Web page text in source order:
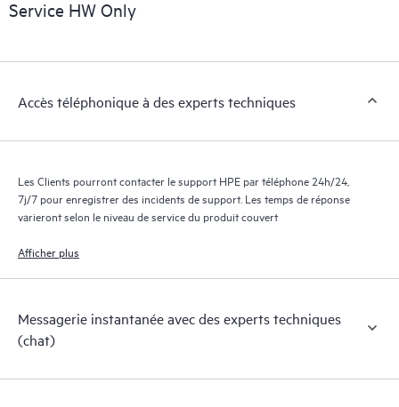
contrats de support couverts par le service HPE Tech Care. Les
les différents produits installés dans leur environnement et en
nouveaux outils en libre-service permettent aux Clients
donne accès à des ressources HPE qui favoriseront l’excellence
opérationnelle et l’optimisation des performances de la
Service HW Only
Accès téléphonique à des experts techniques
Les Clients pourront contacter le support HPE par téléphone 24h/24,
7j/7 pour enregistrer des incidents de support. Les temps de réponse
varieront selon le niveau de service du produit couvert
Afficher plus
Messagerie instantanée avec des experts techniques
(chat)